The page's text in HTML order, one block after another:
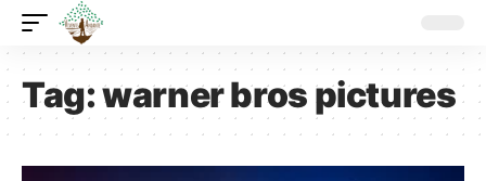
Tag:warner bros pictures